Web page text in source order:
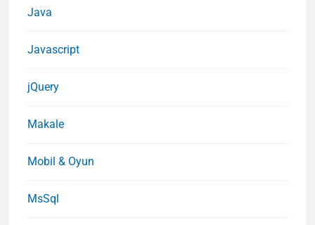
Java
Javascript
jQuery
Makale
Mobil & Oyun
MsSql